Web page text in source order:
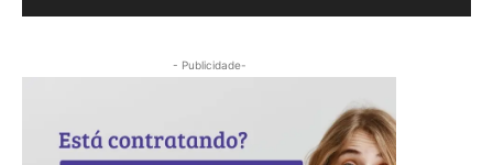
- Publicidade-